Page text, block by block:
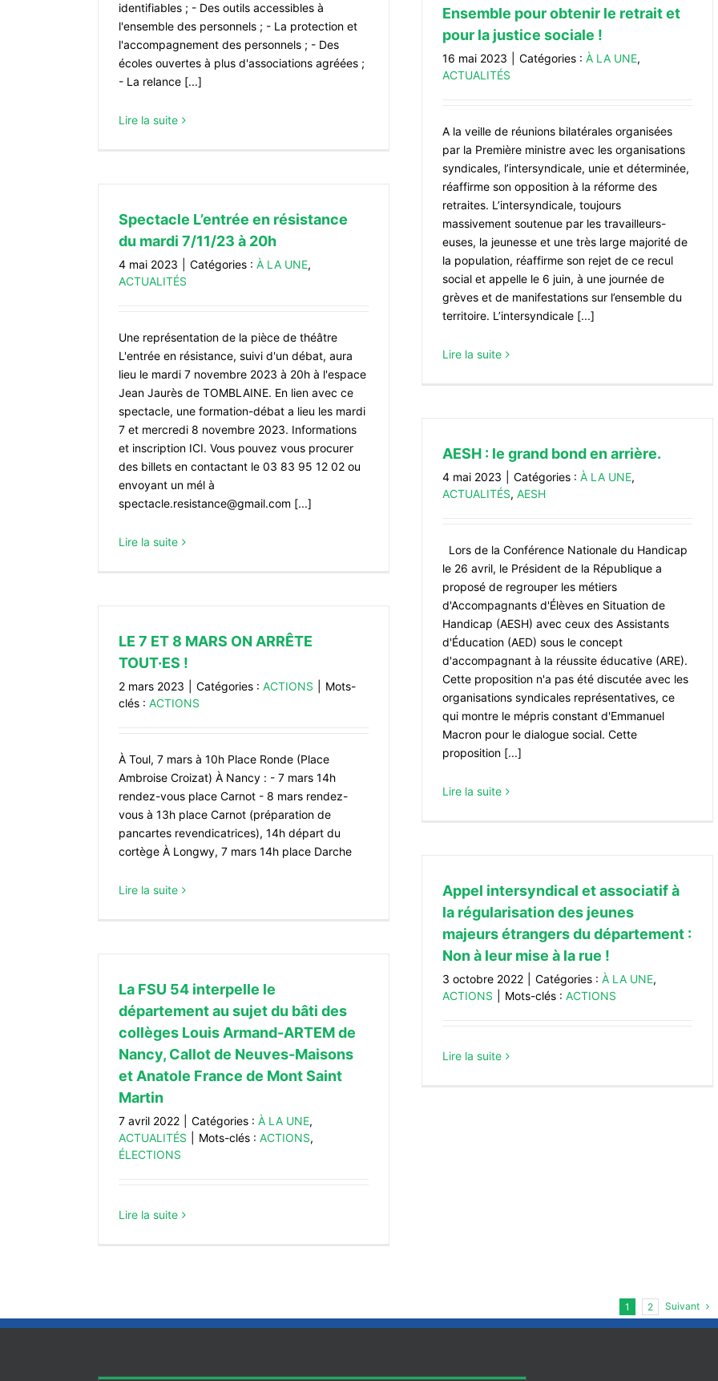
identifiables ; - Des outils accessibles à
l'ensemble des personnels ; - La protection et
l'accompagnement des personnels ; - Des
écoles ouvertes à plus d'associations agréées ;
- La relance [...]
Lire la suite
Ensemble pour obtenir le retrait et
pour la justice sociale !
16 mai 2023 Catégories : À LA UNE,
ACTUALITÉS
A la veille de réunions bilatérales organisées
par la Première ministre avec les organisations
syndicales, l’intersyndicale, unie et déterminée,
réaffirme son opposition à la réforme des
retraites. L’intersyndicale, toujours
massivement soutenue par les travailleurs-
euses, la jeunesse et une très large majorité de
la population, réaffirme son rejet de ce recul
social et appelle le 6 juin, à une journée de
grèves et de manifestations sur l’ensemble du
territoire. L’intersyndicale [...]
Lire la suite
Spectacle L’entrée en résistance
du mardi 7/11/23 à 20h
4 mai 2023 Catégories : À LA UNE,
ACTUALITÉS
Une représentation de la pièce de théâtre
L'entrée en résistance, suivi d'un débat, aura
lieu le mardi 7 novembre 2023 à 20h à l'espace
Jean Jaurès de TOMBLAINE. En lien avec ce
spectacle, une formation-débat a lieu les mardi
7 et mercredi 8 novembre 2023. Informations
et inscription ICI. Vous pouvez vous procurer
des billets en contactant le 03 83 95 12 02 ou
envoyant un mél à
spectacle.resistance@gmail.com [...]
Lire la suite
AESH : le grand bond en arrière.
4 mai 2023 Catégories : À LA UNE,
ACTUALITÉS, AESH
Lors de la Conférence Nationale du Handicap
le 26 avril, le Président de la République a
proposé de regrouper les métiers
d'Accompagnants d'Élèves en Situation de
Handicap (AESH) avec ceux des Assistants
d'Éducation (AED) sous le concept
d'accompagnant à la réussite éducative (ARE).
Cette proposition n'a pas été discutée avec les
organisations syndicales représentatives, ce
qui montre le mépris constant d'Emmanuel
Macron pour le dialogue social. Cette
proposition [...]
Lire la suite
LE 7 ET 8 MARS ON ARRÊTE
TOUT·ES !
2 mars 2023 Catégories : ACTIONS
Mots-
clés : ACTIONS
À Toul, 7 mars à 10h Place Ronde (Place
Ambroise Croizat) À Nancy : - 7 mars 14h
rendez-vous place Carnot - 8 mars rendez-
vous à 13h place Carnot (préparation de
pancartes revendicatrices), 14h départ du
cortège À Longwy, 7 mars 14h place Darche
Lire la suite
Appel intersyndical et associatif à
la régularisation des jeunes
majeurs étrangers du département :
Non à leur mise à la rue !
3 octobre 2022 Catégories : À LA UNE,
ACTIONS
Mots-clés : ACTIONS
Lire la suite
La FSU 54 interpelle le
département au sujet du bâti des
collèges Louis Armand-ARTEM de
Nancy, Callot de Neuves-Maisons
et Anatole France de Mont Saint
Martin
7 avril 2022 Catégories : À LA UNE,
ACTUALITÉS
Mots-clés : ACTIONS,
ÉLECTIONS
Lire la suite
1 2 Suivant